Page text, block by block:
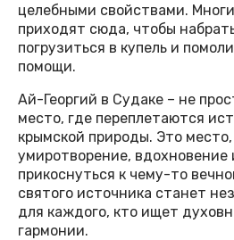
целебными свойствами.
приходят сюда, чтобы
погрузиться в купель и
помощи.
Ай-Георгий в Судаке – не
место, где переплетаются
крымской природы. Это
умиротворение,
прикоснуться к чему-то
святого источника станет
для каждого, кто ищет
гармонии.